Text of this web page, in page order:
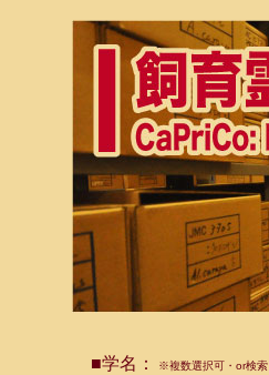
■学名： ※複数選択可・or検索